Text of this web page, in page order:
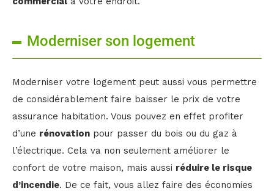
Moderniser son logement
Moderniser votre logement peut aussi vous permettre
de considérablement faire baisser le prix de votre
assurance habitation. Vous pouvez en effet profiter
d’une rénovation pour passer du bois ou du gaz à
l’électrique. Cela va non seulement améliorer le
confort de votre maison, mais aussi réduire le risque
d’incendie. De ce fait, vous allez faire des économies